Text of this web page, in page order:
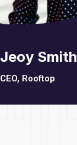
Jeoy Smith
CEO, Rooftop